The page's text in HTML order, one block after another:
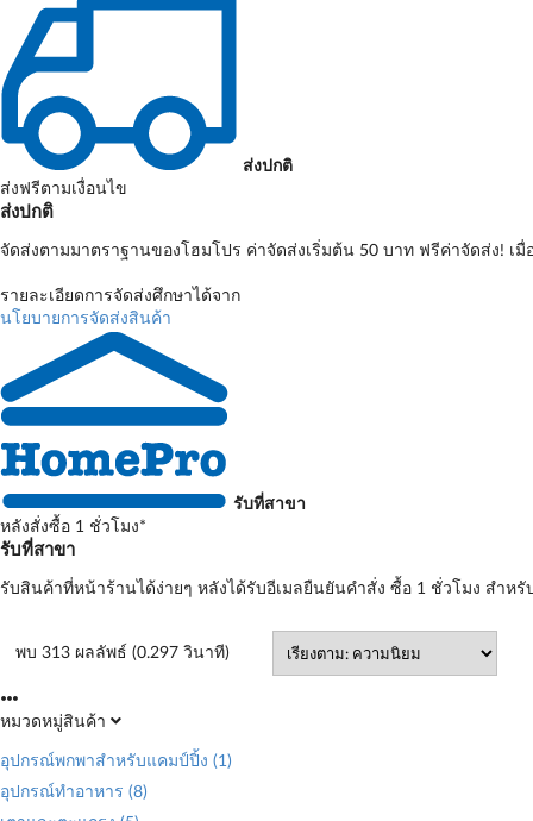
ส่งปกติ
ส่งฟรีตามเงื่อนไข
ส่งปกติ
จัดส่งตามมาตราฐานของโฮมโปร ค่าจัดส่งเริ่มต้น 50 บาท ฟรีค่าจัดส่ง! เ
รายละเอียดการจัดส่งศึกษาได้จาก
นโยบายการจัดส่งสินค้า
รับที่สาขา
หลังสั่งซื้อ 1 ชั่วโมง*
รับที่สาขา
รับสินค้าที่หน้าร้านได้ง่ายๆ หลังได้รับอีเมลยืนยันคำสั่ง ซื้อ 1 ชั่วโมง สำห
พบ 313 ผลลัพธ์ (0.297 วินาที)
หมวดหมู่สินค้า
อุปกรณ์พกพาสำหรับแคมป์ปิ้ง (1)
อุปกรณ์ทำอาหาร (8)